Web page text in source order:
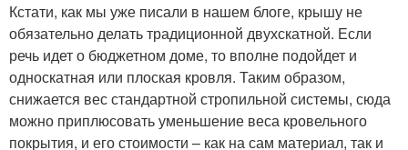
Кстати, как мы уже писали в нашем блоге, крышу не
обязательно делать традиционной двухскатной. Если
речь идет о бюджетном доме, то вполне подойдет и
односкатная или плоская кровля. Таким образом,
снижается вес стандартной стропильной системы, сюда
можно приплюсовать уменьшение веса кровельного
покрытия, и его стоимости – как на сам материал, так и